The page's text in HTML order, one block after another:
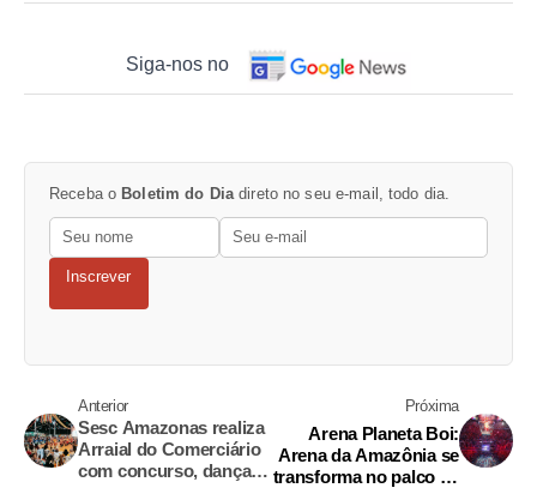
Siga-nos no
Receba o Boletim do Diadireto no seu e-mail, todo dia.
Inscrever
Anterior
Sesc Amazonas realiza
Arraial do Comerciário
com concurso, danças
Próxima
Arena Planeta Boi:
Arena da Amazônia se
transforma no palco da